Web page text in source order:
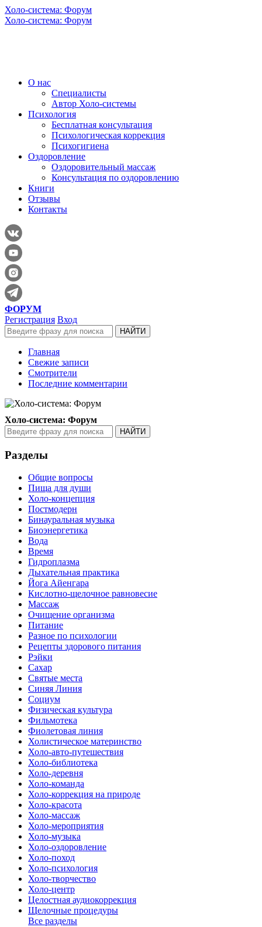
Холо-система: Форум
Холо-система: Форум
О нас
Специалисты
Автор Холо-системы
Психология
Бесплатная консультация
Психологическая коррекция
Психогигиена
Оздоровление
Оздоровительный массаж
Консультация по оздоровлению
Книги
Отзывы
Контакты
ФОРУМ
Регистрация Вход
Главная
Свежие записи
Смотрители
Последние комментарии
Холо-система: Форум
Разделы
Общие вопросы
Пища для души
Холо-концепция
Постмодерн
Бинауральная музыка
Биоэнергетика
Вода
Время
Гидроплазма
Дыхательная практика
Йога Айенгара
Кислотно-щелочное равновесие
Массаж
Очищение организма
Питание
Разное по психологии
Рецепты здорового питания
Рэйки
Сахар
Святые места
Синяя Линия
Социум
Физическая культура
Фильмотека
Фиолетовая линия
Холистическое материнство
Холо-авто-путешествия
Холо-библиотека
Холо-деревня
Холо-команда
Холо-коррекция на природе
Холо-красота
Холо-массаж
Холо-мероприятия
Холо-музыка
Холо-оздоровление
Холо-поход
Холо-психология
Холо-творчество
Холо-центр
Целостная аудиокоррекция
Щелочные процедуры
Все разделы